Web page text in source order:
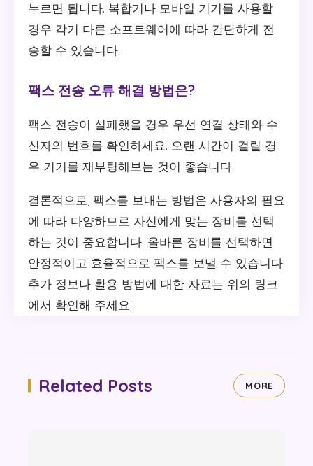
누르면 됩니다. 복합기나 모바일 기기를 사용할
경우 각기 다른 소프트웨어에 따라 간단하게 전
송할 수 있습니다.
팩스 전송 오류 해결 방법은?
팩스 전송이 실패했을 경우 우선 연결 상태와 수
신자의 번호를 확인하세요. 오랜 시간이 걸릴 경
우 기기를 재부팅해보는 것이 좋습니다.
결론적으로, 팩스를 보내는 방법은 사용자의 필요
에 따라 다양하므로 자신에게 맞는 장비를 선택
하는 것이 중요합니다. 올바른 장비를 선택하면
안정적이고 효율적으로 팩스를 보낼 수 있습니다.
추가 정보나 활용 방법에 대한 자료는 위의 링크
에서 확인해 주세요!
Related Posts MORE